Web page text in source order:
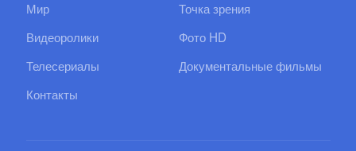
Мир
Точка зрения
Видеоролики
Фото HD
Телесериалы
Документальные фильмы
Контакты